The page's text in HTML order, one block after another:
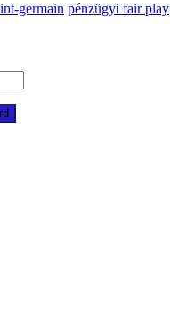
germain pénzügyi fair play